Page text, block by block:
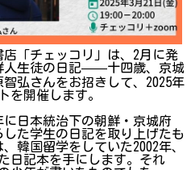
「チェッコリ」は、2月に発
人生徒の日記——十四歳、京城
弘さんをお招きして、2025年
を開催します。
に日本統治下の朝鮮・京城府
した学生の日記を取り上げたも
韓国留学をしていた2002年、
日記本を手にします。それ